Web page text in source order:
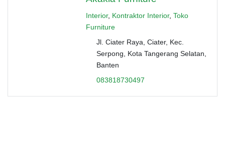
Interior, Kontraktor Interior, Toko
Furniture
Jl. Ciater Raya, Ciater, Kec.
Serpong, Kota Tangerang Selatan,
Banten
083818730497